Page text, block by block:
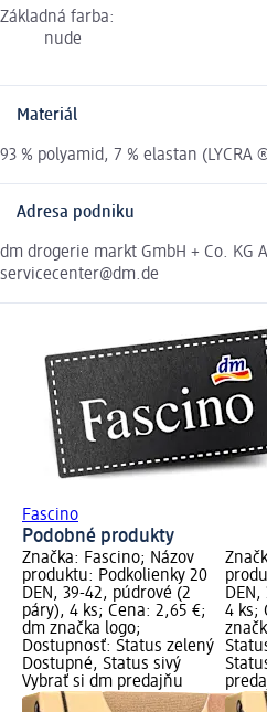
Základná farba:
nude
Materiál
93 % polyamid, 7 % elastan (LYCRA
Adresa podniku
dm drogerie markt GmbH + Co. KG
servicecenter@dm.de
Fascino
Podobné produkty
Značka: Fascino; Názov
produktu: Podkolienky 20
DEN, 39-42, púdrové (2
páry), 4 ks; Cena: 2,65 €;
dm značka logo;
Dostupnosť: Status zelený
Dostupné, Status sivý
Vybrať si dm predajňu
4 ks;